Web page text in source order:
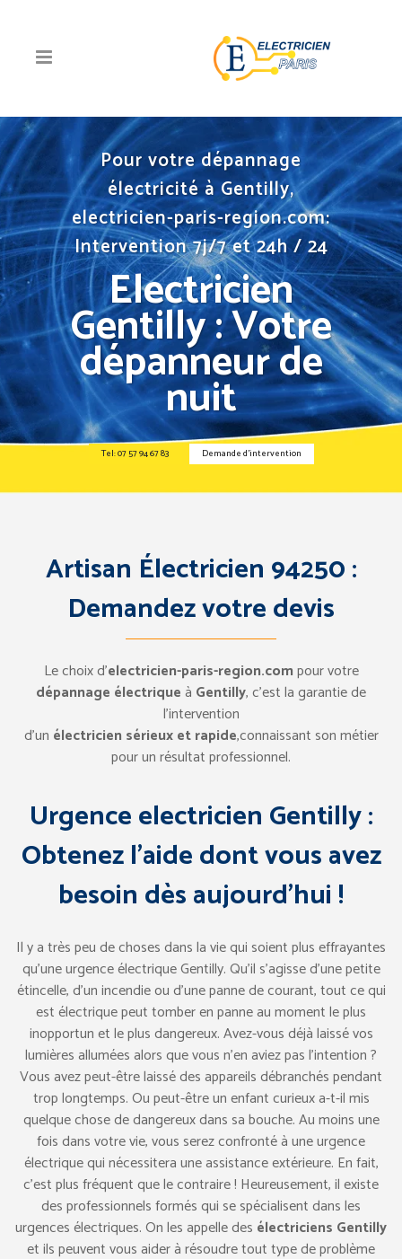
Pour votre dépannage
électricité à Gentilly,
electricien-paris-region.com:
Intervention 7j/7 et 24h / 24
Electricien
Gentilly : Votre
dépanneur de
nuit
Tel: 07 57 94 67 83 Demande d’intervention
Artisan Électricien 94250 :
Demandez votre devis
Le choix d’electricien-paris-region.compour votre
dépannage électriqueà Gentilly, c’est la garantie de
l’intervention
d’un électricien sérieux et rapide,connaissant son métier
pour un résultat professionnel.
Urgence electricien Gentilly :
Obtenez l’aide dont vous avez
besoin dès aujourd’hui !
Il y a très peu de choses dans la vie qui soient plus effrayantes
qu’une urgence électrique Gentilly. Qu’il s’agisse d’une petite
étincelle, d’un incendie ou d’une panne de courant, tout ce qui
est électrique peut tomber en panne au moment le plus
inopportun et le plus dangereux. Avez-vous déjà laissé vos
lumières allumées alors que vous n’en aviez pas l’intention ?
Vous avez peut-être laissé des appareils débranchés pendant
trop longtemps. Ou peut-être un enfant curieux a-t-il mis
quelque chose de dangereux dans sa bouche. Au moins une
fois dans votre vie, vous serez confronté à une urgence
électrique qui nécessitera une assistance extérieure. En fait,
c’est plus fréquent que le contraire ! Heureusement, il existe
des professionnels formés qui se spécialisent dans les
urgences électriques. On les appelle des électriciens Gentilly
et ils peuvent vous aider à résoudre tout type de problème